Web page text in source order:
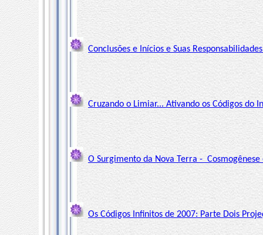
Conclusões e Inícios e Suas
Cruzando o Limiar... Ativando os Códigos do
O Surgimento da Nova Terra -
Os Códigos Infinitos de 2007: Parte Dois